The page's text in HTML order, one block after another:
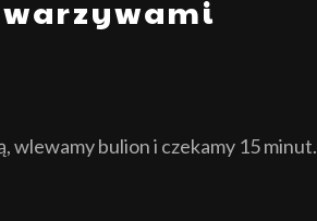
warzywami
wlewamy bulion i czekamy 15 minut.